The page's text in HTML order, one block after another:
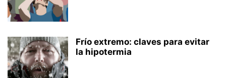
Frío extremo: claves para evitar
la hipotermia